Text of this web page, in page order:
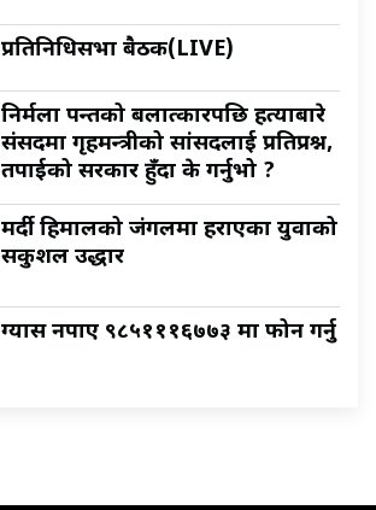
प्रतिनिधिसभा बैठक(LIVE)
निर्मला पन्तको बलात्कारपछि हत्याबारे
संसदमा गृहमन्त्रीको सांसदलाई प्रतिप्रश्न,
तपाईको सरकार हुँदा के गर्नुभो ?
मर्दी हिमालको जंगलमा हराएका युवाको
सकुशल उद्धार
ग्यास नपाए ९८५१११६७७३ मा फोन गर्नु